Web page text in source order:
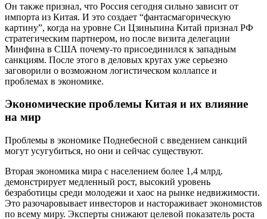
Он также признал, что Россия сегодня сильно зависит от
импорта из Китая. И это создает “фантасмагорическую
картину”, когда на уровне Си Цзиньпина Китай признал РФ
стратегическим партнером, но после визита делегации
Минфина в США почему-то присоединился к западным
санкциям. После этого в деловых кругах уже серьезно
заговорили о возможном логистическом коллапсе и
проблемах в экономике.
Экономические проблемы Китая и их влияние
на мир
Проблемы в экономике Поднебесной с введением санкций
могут усугубиться, но они и сейчас существуют.
Вторая экономика мира с населением более 1,4 млрд.
демонстрирует медленный рост, высокий уровень
безработицы среди молодежи и хаос на рынке недвижимости.
Это разочаровывает инвесторов и настораживает экономистов
по всему миру. Эксперты снижают целевой показатель роста